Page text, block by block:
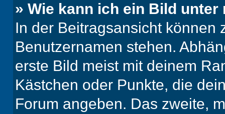
» Wie kann ich ein Bild
In der Beitragsansicht können
Benutzernamen stehen.
erste Bild meist mit deinem
Kästchen oder Punkte, die
Forum angeben. Das zweite,